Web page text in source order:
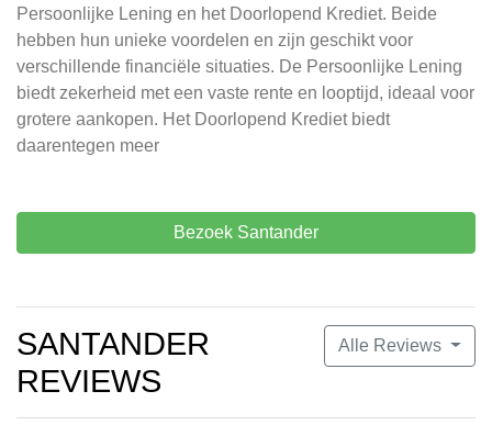
Persoonlijke Lening en het Doorlopend Krediet. Beide
hebben hun unieke voordelen en zijn geschikt voor
verschillende financiële situaties. De Persoonlijke Lening
biedt zekerheid met een vaste rente en looptijd, ideaal voor
grotere aankopen. Het Doorlopend Krediet biedt
daarentegen meer
Bezoek Santander
Alle Reviews
SANTANDER
REVIEWS